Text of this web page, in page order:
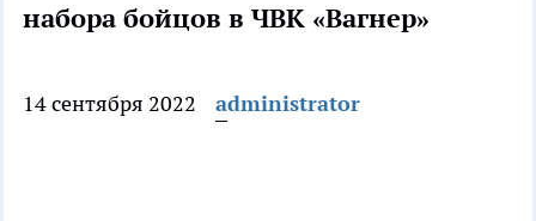
набора бойцов в ЧВК «Вагнер»
14 сентября 2022 administrator